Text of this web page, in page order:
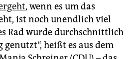
, wenn es um das
ist noch unendlich viel
Rad wurde durchschnittlich
genutzt“, heißt es aus dem